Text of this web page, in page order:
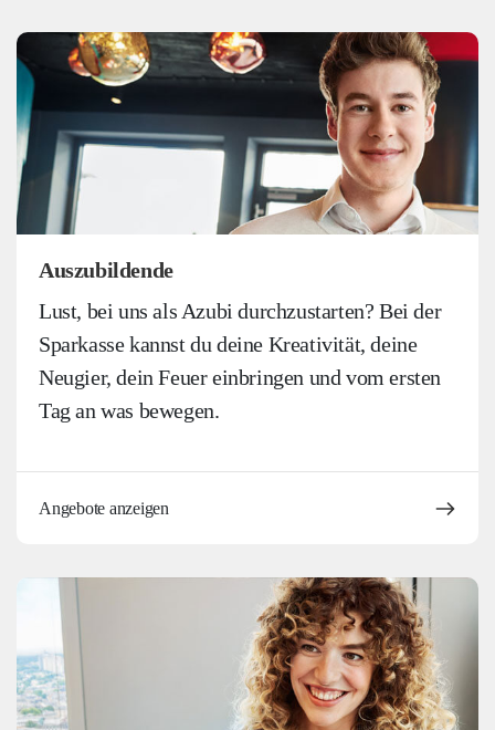
Auszubildende
Lust, bei uns als Azubi durchzustarten? Bei der
Sparkasse kannst du deine Kreativität, deine
Neugier, dein Feuer einbringen und vom ersten
Tag an was bewegen.
Angebote anzeigen